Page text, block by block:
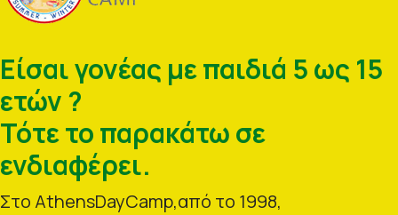
Είσαι γονέας με παιδιά 5 ως 15
ετών ?
Τότε το παρακάτω σε
ενδιαφέρει.
Στο AthensDayCamp,από το 1998,